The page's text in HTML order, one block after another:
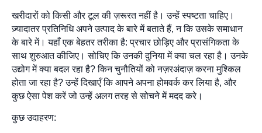
खरीदारों को किसी और टूल की ज़रूरत नहीं है। उन्हें स्पष्टता चाहिए।
ज़्यादातर प्रतिनिधि अपने उत्पाद के बारे में बताते हैं, न कि उसके समाधान
के बारे में। यहाँ एक बेहतर तरीका है: प्रचार छोड़िए और प्रासंगिकता के
साथ शुरुआत कीजिए। सोचिए कि उनकी दुनिया में क्या चल रहा है। उनके
उद्योग में क्या बदल रहा है? किन चुनौतियों को नज़रअंदाज़ करना मुश्किल
होता जा रहा है? उन्हें दिखाएँ कि आपने अपना होमवर्क कर लिया है, और
कुछ ऐसा पेश करें जो उन्हें अलग तरह से सोचने में मदद करे।
कुछ उदाहरण: